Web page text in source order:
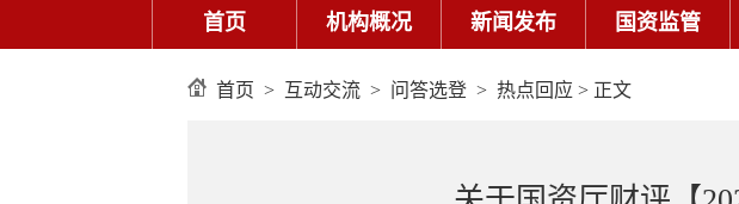
首页 > 互动交流 > 问答选登 > 热点回应 > 正文